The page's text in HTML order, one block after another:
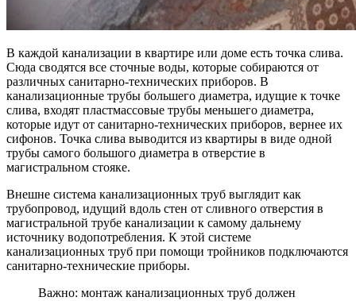
В каждой канализации в квартире или доме есть точка слива.
Сюда сводятся все сточные воды, которые собираются от
различных санитарно-технических приборов. В
канализационные трубы большего диаметра, идущие к точке
слива, входят пластмассовые трубы меньшего диаметра,
которые идут от санитарно-технических приборов, вернее их
сифонов. Точка слива выводится из квартиры в виде одной
трубы самого большого диаметра в отверстие в
магистральном стояке.
Внешне система канализационных труб выглядит как
трубопровод, идущий вдоль стен от сливного отверстия в
магистральной трубе канализации к самому дальнему
источнику водопотребления. К этой системе
канализационных труб при помощи тройников подключаются
санитарно-технические приборы.
Важно: монтаж канализационных труб должен